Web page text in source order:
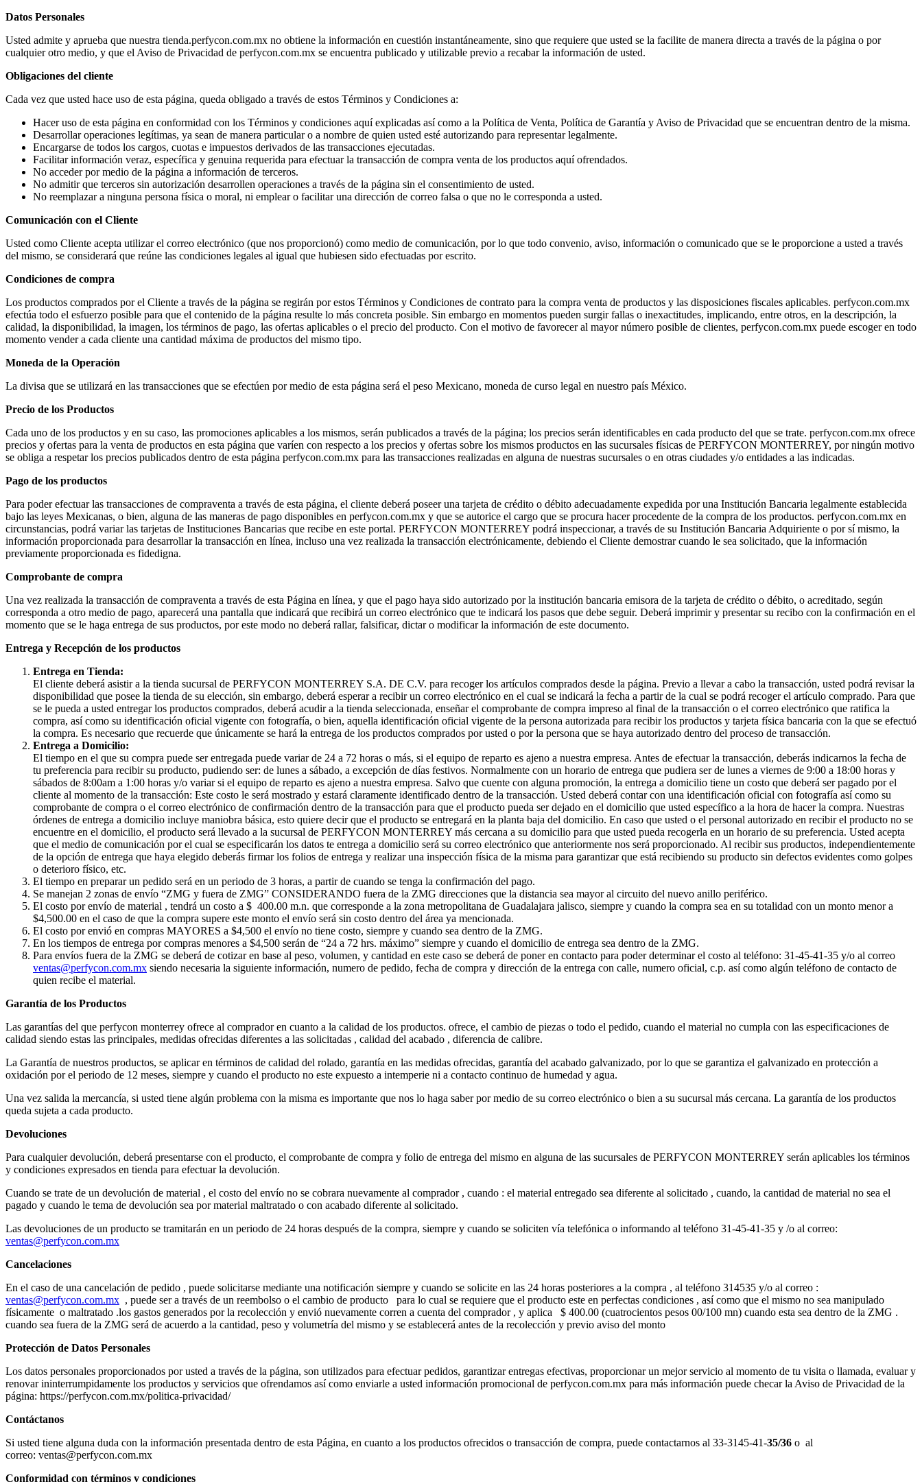
Datos Personales
Usted admite y aprueba que nuestra tienda.perfycon.com.mx no obtiene la información en cuestión instantáneamente, sino que requiere que usted se la facilite de manera directa a través de la página o por
cualquier otro medio, y que el Aviso de Privacidad de perfycon.com.mx se encuentra publicado y utilizable previo a recabar la información de usted.
Obligaciones del cliente
Cada vez que usted hace uso de esta página, queda obligado a través de estos Términos y Condiciones a:
Hacer uso de esta página en conformidad con los Términos y condiciones aquí explicadas así como a la Política de Venta, Política de Garantía y Aviso de Privacidad que se encuentran dentro de la misma.
Desarrollar operaciones legítimas, ya sean de manera particular o a nombre de quien usted esté autorizando para representar legalmente.
Encargarse de todos los cargos, cuotas e impuestos derivados de las transacciones ejecutadas.
Facilitar información veraz, específica y genuina requerida para efectuar la transacción de compra venta de los productos aquí ofrendados.
No acceder por medio de la página a información de terceros.
No admitir que terceros sin autorización desarrollen operaciones a través de la página sin el consentimiento de usted.
No reemplazar a ninguna persona física o moral, ni emplear o facilitar una dirección de correo falsa o que no le corresponda a usted.
Comunicación con el Cliente
Usted como Cliente acepta utilizar el correo electrónico (que nos proporcionó) como medio de comunicación, por lo que todo convenio, aviso, información o comunicado que se le proporcione a usted a través
del mismo, se considerará que reúne las condiciones legales al igual que hubiesen sido efectuadas por escrito.
Condiciones de compra
Los productos comprados por el Cliente a través de la página se regirán por estos Términos y Condiciones de contrato para la compra venta de productos y las disposiciones fiscales aplicables. perfycon.com.mx
efectúa todo el esfuerzo posible para que el contenido de la página resulte lo más concreta posible. Sin embargo en momentos pueden surgir fallas o inexactitudes, implicando, entre otros, en la descripción, la
calidad, la disponibilidad, la imagen, los términos de pago, las ofertas aplicables o el precio del producto. Con el motivo de favorecer al mayor número posible de clientes, perfycon.com.mx puede escoger en todo
momento vender a cada cliente una cantidad máxima de productos del mismo tipo.
Moneda de la Operación
La divisa que se utilizará en las transacciones que se efectúen por medio de esta página será el peso Mexicano, moneda de curso legal en nuestro país México.
Precio de los Productos
Cada uno de los productos y en su caso, las promociones aplicables a los mismos, serán publicados a través de la página; los precios serán identificables en cada producto del que se trate. perfycon.com.mx ofrece
precios y ofertas para la venta de productos en esta página que varíen con respecto a los precios y ofertas sobre los mismos productos en las sucursales físicas de PERFYCON MONTERREY, por ningún motivo
se obliga a respetar los precios publicados dentro de esta página perfycon.com.mx para las transacciones realizadas en alguna de nuestras sucursales o en otras ciudades y/o entidades a las indicadas.
Pago de los productos
Para poder efectuar las transacciones de compraventa a través de esta página, el cliente deberá poseer una tarjeta de crédito o débito adecuadamente expedida por una Institución Bancaria legalmente establecida
bajo las leyes Mexicanas, o bien, alguna de las maneras de pago disponibles en perfycon.com.mx y que se autorice el cargo que se procura hacer procedente de la compra de los productos. perfycon.com.mx en
circunstancias, podrá variar las tarjetas de Instituciones Bancarias que recibe en este portal. PERFYCON MONTERREY podrá inspeccionar, a través de su Institución Bancaria Adquiriente o por sí mismo, la
información proporcionada para desarrollar la transacción en línea, incluso una vez realizada la transacción electrónicamente, debiendo el Cliente demostrar cuando le sea solicitado, que la información
previamente proporcionada es fidedigna.
Comprobante de compra
Una vez realizada la transacción de compraventa a través de esta Página en línea, y que el pago haya sido autorizado por la institución bancaria emisora de la tarjeta de crédito o débito, o acreditado, según
corresponda a otro medio de pago, aparecerá una pantalla que indicará que recibirá un correo electrónico que te indicará los pasos que debe seguir. Deberá imprimir y presentar su recibo con la confirmación en el
momento que se le haga entrega de sus productos, por este modo no deberá rallar, falsificar, dictar o modificar la información de este documento.
Entrega y Recepción de los productos
Entrega en Tienda:
El cliente deberá asistir a la tienda sucursal de PERFYCON MONTERREY S.A. DE C.V. para recoger los artículos comprados desde la página. Previo a llevar a cabo la transacción, usted podrá revisar la
disponibilidad que posee la tienda de su elección, sin embargo, deberá esperar a recibir un correo electrónico en el cual se indicará la fecha a partir de la cual se podrá recoger el artículo comprado. Para que
se le pueda a usted entregar los productos comprados, deberá acudir a la tienda seleccionada, enseñar el comprobante de compra impreso al final de la transacción o el correo electrónico que ratifica la
compra, así como su identificación oficial vigente con fotografía, o bien, aquella identificación oficial vigente de la persona autorizada para recibir los productos y tarjeta física bancaria con la que se efectuó
la compra. Es necesario que recuerde que únicamente se hará la entrega de los productos comprados por usted o por la persona que se haya autorizado dentro del proceso de transacción.
Entrega a Domicilio:
El tiempo en el que su compra puede ser entregada puede variar de 24 a 72 horas o más, si el equipo de reparto es ajeno a nuestra empresa. Antes de efectuar la transacción, deberás indicarnos la fecha de
tu preferencia para recibir su producto, pudiendo ser: de lunes a sábado, a excepción de días festivos. Normalmente con un horario de entrega que pudiera ser de lunes a viernes de 9:00 a 18:00 horas y
sábados de 8:00am a 1:00 horas y/o variar si el equipo de reparto es ajeno a nuestra empresa. Salvo que cuente con alguna promoción, la entrega a domicilio tiene un costo que deberá ser pagado por el
cliente al momento de la transacción: Este costo le será mostrado y estará claramente identificado dentro de la transacción. Usted deberá contar con una identificación oficial con fotografía así como su
comprobante de compra o el correo electrónico de confirmación dentro de la transacción para que el producto pueda ser dejado en el domicilio que usted específico a la hora de hacer la compra. Nuestras
órdenes de entrega a domicilio incluye maniobra básica, esto quiere decir que el producto se entregará en la planta baja del domicilio. En caso que usted o el personal autorizado en recibir el producto no se
encuentre en el domicilio, el producto será llevado a la sucursal de PERFYCON MONTERREY más cercana a su domicilio para que usted pueda recogerla en un horario de su preferencia. Usted acepta
que el medio de comunicación por el cual se especificarán los datos te entrega a domicilio será su correo electrónico que anteriormente nos será proporcionado. Al recibir sus productos, independientemente
de la opción de entrega que haya elegido deberás firmar los folios de entrega y realizar una inspección física de la misma para garantizar que está recibiendo su producto sin defectos evidentes como golpes
o deterioro físico, etc.
El tiempo en preparar un pedido será en un periodo de 3 horas, a partir de cuando se tenga la confirmación del pago.
Se manejan 2 zonas de envío “ZMG y fuera de ZMG” CONSIDERANDO fuera de la ZMG direcciones que la distancia sea mayor al circuito del nuevo anillo periférico.
El costo por envío de material , tendrá un costo a $ 400.00 m.n. que corresponde a la zona metropolitana de Guadalajara jalisco, siempre y cuando la compra sea en su totalidad con un monto menor a
$4,500.00 en el caso de que la compra supere este monto el envío será sin costo dentro del área ya mencionada.
El costo por envió en compras MAYORES a $4,500 el envío no tiene costo, siempre y cuando sea dentro de la ZMG.
En los tiempos de entrega por compras menores a $4,500 serán de “24 a 72 hrs. máximo” siempre y cuando el domicilio de entrega sea dentro de la ZMG.
Para envíos fuera de la ZMG se deberá de cotizar en base al peso, volumen, y cantidad en este caso se deberá de poner en contacto para poder determinar el costo al teléfono: 31-45-41-35 y/o al correo
ventas@perfycon.com.mx siendo necesaria la siguiente información, numero de pedido, fecha de compra y dirección de la entrega con calle, numero oficial, c.p. así como algún teléfono de contacto de
quien recibe el material.
Garantía de los Productos
Las garantías del que perfycon monterrey ofrece al comprador en cuanto a la calidad de los productos. ofrece, el cambio de piezas o todo el pedido, cuando el material no cumpla con las especificaciones de
calidad siendo estas las principales, medidas ofrecidas diferentes a las solicitadas , calidad del acabado , diferencia de calibre.
La Garantía de nuestros productos, se aplicar en términos de calidad del rolado, garantía en las medidas ofrecidas, garantía del acabado galvanizado, por lo que se garantiza el galvanizado en protección a
oxidación por el periodo de 12 meses, siempre y cuando el producto no este expuesto a intemperie ni a contacto continuo de humedad y agua.
Una vez salida la mercancía, si usted tiene algún problema con la misma es importante que nos lo haga saber por medio de su correo electrónico o bien a su sucursal más cercana. La garantía de los productos
queda sujeta a cada producto.
Devoluciones
Para cualquier devolución, deberá presentarse con el producto, el comprobante de compra y folio de entrega del mismo en alguna de las sucursales de PERFYCON MONTERREY serán aplicables los términos
y condiciones expresados en tienda para efectuar la devolución.
Cuando se trate de un devolución de material , el costo del envío no se cobrara nuevamente al comprador , cuando : el material entregado sea diferente al solicitado , cuando, la cantidad de material no sea el
pagado y cuando le tema de devolución sea por material maltratado o con acabado diferente al solicitado.
Las devoluciones de un producto se tramitarán en un periodo de 24 horas después de la compra, siempre y cuando se soliciten vía telefónica o informando al teléfono 31-45-41-35 y /o al correo:
ventas@perfycon.com.mx
Cancelaciones
En el caso de una cancelación de pedido , puede solicitarse mediante una notificación siempre y cuando se solicite en las 24 horas posteriores a la compra , al teléfono 314535 y/o al correo :
ventas@perfycon.com.mx , puede ser a través de un reembolso o el cambio de producto para lo cual se requiere que el producto este en perfectas condiciones , así como que el mismo no sea manipulado
físicamente o maltratado .los gastos generados por la recolección y envió nuevamente corren a cuenta del comprador , y aplica $ 400.00 (cuatrocientos pesos 00/100 mn) cuando esta sea dentro de la ZMG .
cuando sea fuera de la ZMG será de acuerdo a la cantidad, peso y volumetría del mismo y se establecerá antes de la recolección y previo aviso del monto
Protección de Datos Personales
Los datos personales proporcionados por usted a través de la página, son utilizados para efectuar pedidos, garantizar entregas efectivas, proporcionar un mejor servicio al momento de tu visita o llamada, evaluar y
renovar ininterrumpidamente los productos y servicios que ofrendamos así como enviarle a usted información promocional de perfycon.com.mx para más información puede checar la Aviso de Privacidad de la
página: https://perfycon.com.mx/politica-privacidad/
Contáctanos
Si usted tiene alguna duda con la información presentada dentro de esta Página, en cuanto a los productos ofrecidos o transacción de compra, puede contactarnos al 33-3145-41-35/36 o al
correo: ventas@perfycon.com.mx
Conformidad con términos y condiciones